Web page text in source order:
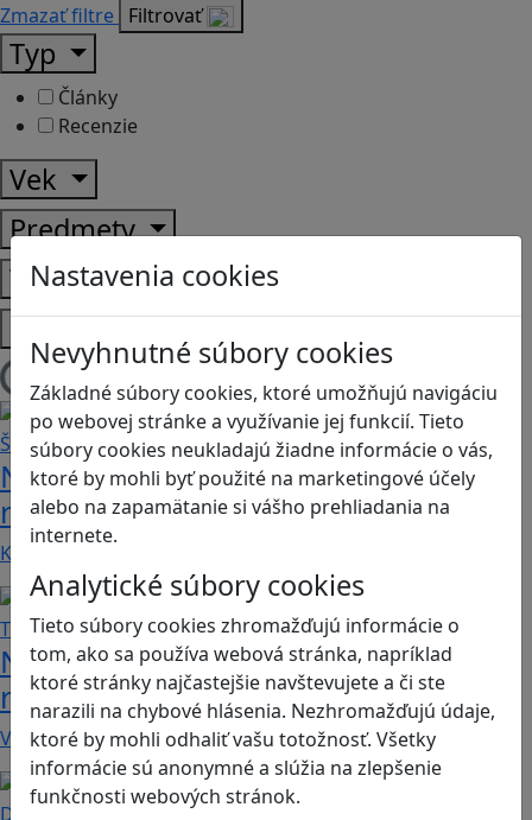
Nastavenia cookies
Nevyhnutné súbory cookies
Základné súbory cookies, ktoré umožňujú navigáciu
po webovej stránke a využívanie jej funkcií. Tieto
súbory cookies neukladajú žiadne informácie o vás,
ktoré by mohli byť použité na marketingové účely
alebo na zapamätanie si vášho prehliadania na
internete.
Analytické súbory cookies
Tieto súbory cookies zhromažďujú informácie o
tom, ako sa používa webová stránka, napríklad
ktoré stránky najčastejšie navštevujete a či ste
narazili na chybové hlásenia. Nezhromažďujú údaje,
ktoré by mohli odhaliť vašu totožnosť. Všetky
informácie sú anonymné a slúžia na zlepšenie
funkčnosti webových stránok.
Zmazať filtre Filtrovať
Typ
Články
Recenzie
Vek
Predmety
Témy
Platformy
Načítam blogy
Návod pre rodičov: Ako na výber
rodičovského zámku? Štvrtá časť
Kvalitné aplikácie, ktoré ponúkajú bezpečné…
Návod pre rodičov: Ako na výber
rodičovského zámku? Tretia časť
V obchode Play je možné nájsť veľké množstvo…